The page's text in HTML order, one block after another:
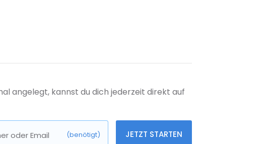
angelegt, kannst du dich jederzeit direkt auf
oder Email (benötigt) JETZT STARTEN